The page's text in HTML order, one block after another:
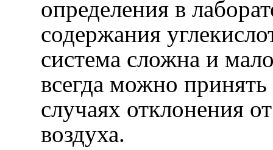
определения в
содержания
система сложна и
всегда можно
случаях отклонения
воздуха.